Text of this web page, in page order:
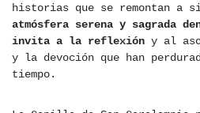
historias que se remontan a
atmósfera serena y sagrada
invita a la reflexión y al
y la devoción que han
tiempo.